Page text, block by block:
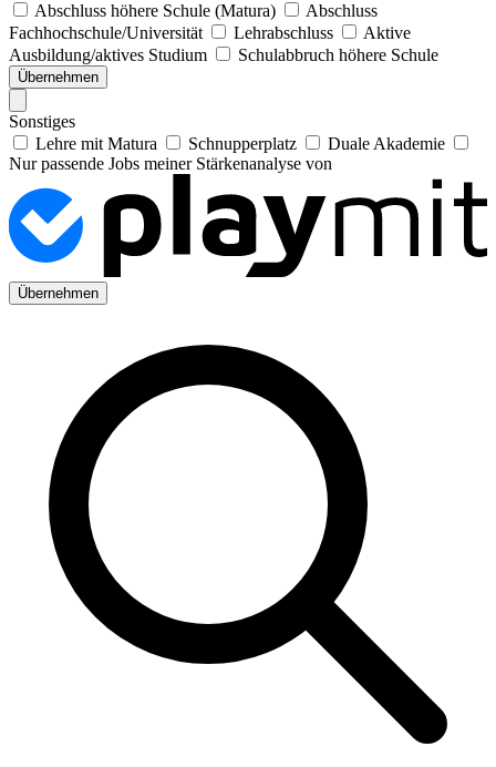
Abschluss höhere Schule (Matura)
Abschluss
Fachhochschule/Universität
Lehrabschluss
Aktive
Ausbildung/aktives Studium
Schulabbruch höhere Schule
Übernehmen
Sonstiges
Lehre mit Matura
Schnupperplatz
Duale Akademie
Nur passende Jobs meiner Stärkenanalyse von
Übernehmen